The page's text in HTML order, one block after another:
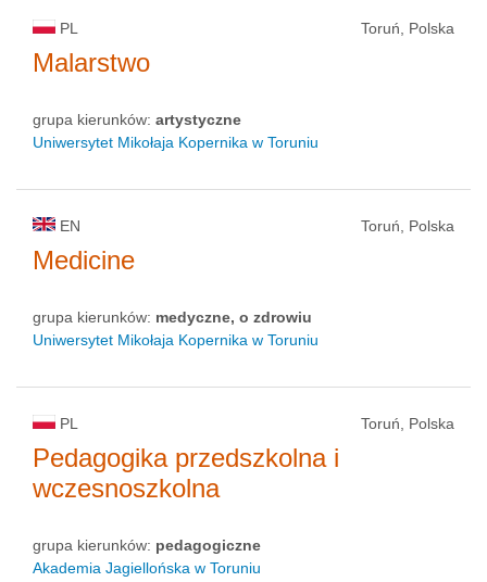
PL Toruń, Polska
Malarstwo
grupa kierunków: artystyczne
Uniwersytet Mikołaja Kopernika w Toruniu
EN Toruń, Polska
Medicine
grupa kierunków: medyczne, o zdrowiu
Uniwersytet Mikołaja Kopernika w Toruniu
PL Toruń, Polska
Pedagogika przedszkolna i
wczesnoszkolna
grupa kierunków: pedagogiczne
Akademia Jagiellońska w Toruniu